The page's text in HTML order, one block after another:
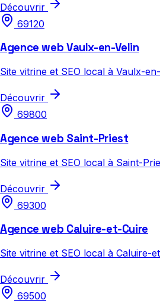
Découvrir
69120
Agence web Vaulx-en-Velin
Site vitrine et SEO local à Vaulx-
Découvrir
69800
Agence web Saint-Priest
Site vitrine et SEO local à Saint-
Découvrir
69300
Agence web Caluire-et-Cuire
Site vitrine et SEO local à Caluire-
Découvrir
69500